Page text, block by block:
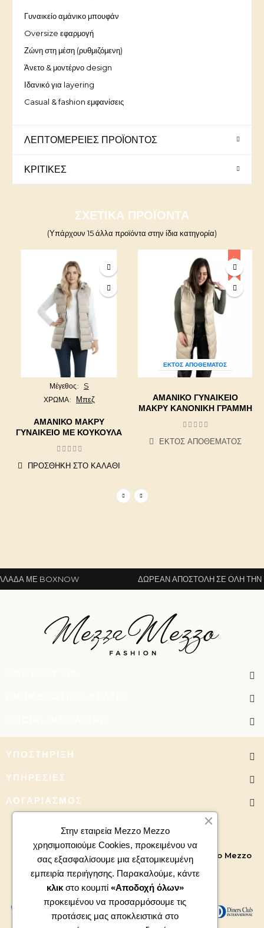
Γυναικείο αμάνικο μπουφάν
Oversize εφαρμογή
Ζώνη στη μέση (ρυθμιζόμενη)
Άνετο & μοντέρνο design
Ιδανικό για layering
Casual & fashion εμφανίσεις
ΛΕΠΤΟΜΈΡΕΙΕΣ ΠΡΟΪΌΝΤΟΣ
ΚΡΙΤΙΚΈΣ
ΣΧΕΤΙΚΆ ΠΡΟΪΌΝΤΑ
(Υπάρχουν 15 άλλα προϊόντα στην ίδια κατηγορία)
Μέγεθος S
ΧΡΩΜΑ Μπεζ
ΑΜΆΝΙΚΟ ΜΑΚΡΎ
ΓΥΝΑΙΚΕΊΟ ΜΕ ΚΟΥΚΟΎΛΑ
ΠΡΟΣΘΉΚΗ ΣΤΟ ΚΑΛΆΘΙ
ΕΚΤΌΣ ΑΠΟΘΈΜΑΤΟΣ
-20%
ΑΜΆΝΙΚΟ ΓΥΝΑΙΚΕΊΟ
ΜΑΚΡΎ ΚΑΝΟΝΙΚΉ ΓΡΑΜΜΉ
ΕΚΤΌΣ ΑΠΟΘΈΜΑΤΟΣ
ΜΕ BOXNOW ΔΩΡΕΆΝ ΑΠΟΣΤΟΛΉ ΣΕ ΌΛΗ ΤΗΝ
ΥΠΟΣΤΉΡΙΞΗ
ΥΠΗΡΕΣΊΕΣ
ΛΟΓΑΡΙΑΣΜΌΣ
Copyright 2026 - All right reserved. Powered by Mezzo Mezzo
Στην εταιρεία Mezzo Mezzo
χρησιμοποιούμε Cookies, προκειμένου να
σας εξασφαλίσουμε μια εξατομικευμένη
εμπειρία περιήγησης. Παρακαλούμε, κάντε
κλικ στο κουμπί «Αποδοχή όλων»
προκειμένου να προσαρμόσουμε τις
προτάσεις μας αποκλειστικά στο